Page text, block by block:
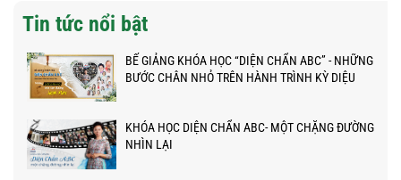
Tin tức nổi bật
BẾ GIẢNG KHÓA HỌC “DIỆN CHẨN ABC” - NHỮNG
BƯỚC CHÂN NHỎ TRÊN HÀNH TRÌNH KỲ DIỆU
KHÓA HỌC DIỆN CHẨN ABC- MỘT CHẶNG ĐƯỜNG
NHÌN LẠI